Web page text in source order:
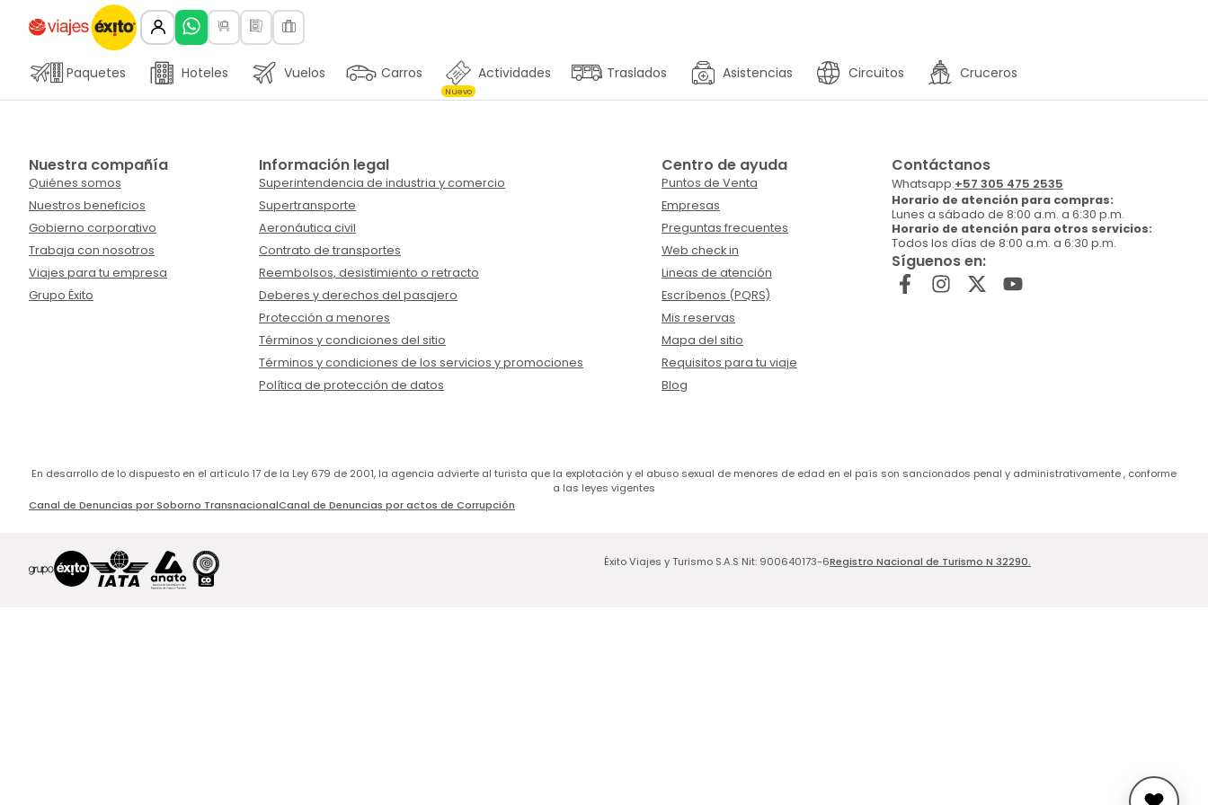
Paquetes Hoteles Vuelos Carros Actividades
Nuevo
Traslados Asistencias Circuitos Cruceros
Nuestra compañía
Quiénes somos
Nuestros beneficios
Gobierno corporativo
Trabaja con nosotros
Viajes para tu empresa
Grupo Éxito
Información legal
Superintendencia de industria y comercio
Supertransporte
Aeronáutica civil
Contrato de transportes
Reembolsos, desistimiento o retracto
Deberes y derechos del pasajero
Protección a menores
Términos y condiciones del sitio
Términos y condiciones de los servicios y promociones
Política de protección de datos
Centro de ayuda
Puntos de Venta
Empresas
Preguntas frecuentes
Web check in
Lineas de atención
Escríbenos (PQRS)
Mis reservas
Mapa del sitio
Requisitos para tu viaje
Blog
Contáctanos
Whatsapp:+57 305 475 2535
Horario de atención para compras:
Lunes a sábado de 8:00 a.m. a 6:30 p.m.
Horario de atención para otros servicios:
Todos los días de 8:00 a.m. a 6:30 p.m.
Síguenos en:
En desarrollo de lo dispuesto en el artículo 17 de la Ley 679 de 2001, la agencia advierte al turista que la explotación y el abuso sexual de menores de edad en el país son sancionados penal y administrativamente , conforme
a las leyes vigentes
Canal de Denuncias por Soborno TransnacionalCanal de Denuncias por actos de Corrupción
Éxito Viajes y Turismo S.A.S Nit: 900640173-6Registro Nacional de Turismo N 32290.